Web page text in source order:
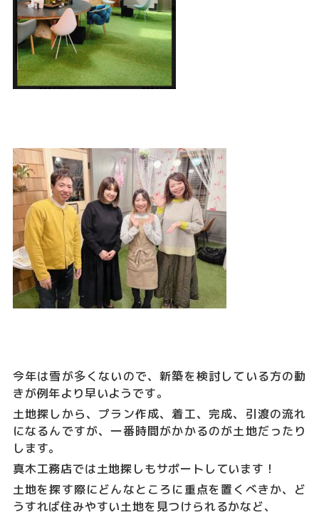
今年は雪が多くないので、新築を検討している方の動
きが例年より早いようです。
土地探しから、プラン作成、着工、完成、引渡の流れ
になるんですが、一番時間がかかるのが土地だったり
します。
真木工務店では土地探しもサポートしています！
土地を探す際にどんなところに重点を置くべきか、ど
うすれば住みやすい土地を見つけられるかなど、